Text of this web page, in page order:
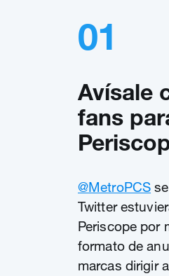
01
Avísale
fans
@MetroPCS
Twitter
Periscope por
formato de
marcas dirigir